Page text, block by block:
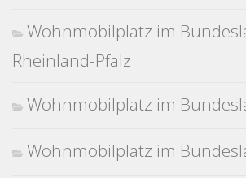
Wohnmobilplatz im
Rheinland-Pfalz
Wohnmobilplatz im
Wohnmobilplatz im